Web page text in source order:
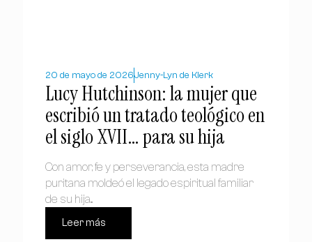
20 de mayo de 2026Jenny-Lyn de Klerk
Lucy Hutchinson: la mujer que
escribió un tratado teológico en
el siglo XVII… para su hija
Con amor, fe y perseverancia, esta madre
puritana moldeó el legado espiritual familiar
de su hija...
Leer más